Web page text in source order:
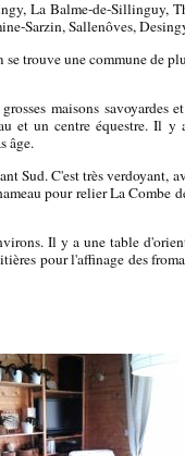
La Balme-de-Sillinguy,
Sarzin, Sallenôves,
trouve une commune de
maisons savoyardes
et un centre équestre. Il y
âge.
Sud. C'est très verdoyant,
pour relier La Combe
Il y a une table
pour l'affinage des